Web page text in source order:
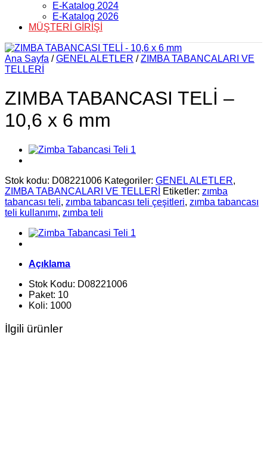
E-Katalog 2024
E-Katalog 2026
MÜŞTERİ GİRİŞİ
Ana Sayfa / GENEL ALETLER / ZIMBA TABANCALARI VE
TELLERİ
ZIMBA TABANCASI TELİ –
10,6 x 6 mm
Stok kodu: D08221006 Kategoriler: GENEL ALETLER,
ZIMBA TABANCALARI VE TELLERİ
Etiketler: zımba
tabancası teli, zımba tabancası teli çeşitleri, zımba tabancası
teli kullanımı, zımba teli
Açıklama
Stok Kodu: D08221006
Paket: 10
Koli: 1000
İlgili ürünler